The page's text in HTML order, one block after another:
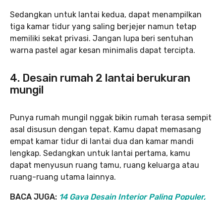
Sedangkan untuk lantai kedua, dapat menampilkan
tiga kamar tidur yang saling berjejer namun tetap
memiliki sekat privasi. Jangan lupa beri sentuhan
warna pastel agar kesan minimalis dapat tercipta.
4. Desain rumah 2 lantai berukuran
mungil
Punya rumah mungil nggak bikin rumah terasa sempit
asal disusun dengan tepat. Kamu dapat memasang
empat kamar tidur di lantai dua dan kamar mandi
lengkap. Sedangkan untuk lantai pertama, kamu
dapat menyusun ruang tamu, ruang keluarga atau
ruang-ruang utama lainnya.
BACA JUGA: 14 Gaya Desain Interior Paling Populer,